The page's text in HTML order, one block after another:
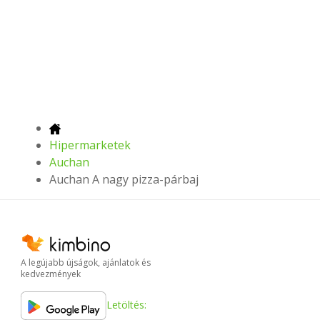
Hipermarketek
Auchan
Auchan A nagy pizza-párbaj
A legújabb újságok, ajánlatok és
kedvezmények
Letöltés: